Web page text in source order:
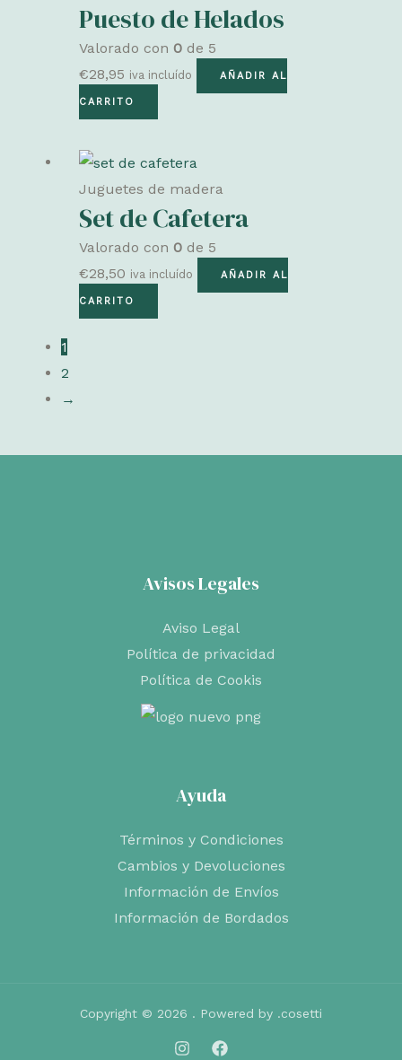
Puesto de Helados
Valorado con 0 de 5
€28,95 iva incluído AÑADIR AL
CARRITO
Juguetes de madera
Set de Cafetera
Valorado con 0 de 5
€28,50 iva incluído AÑADIR AL
CARRITO
1
2
→
Avisos Legales
Aviso Legal
Política de privacidad
Política de Cookis
Ayuda
Términos y Condiciones
Cambios y Devoluciones
Información de Envíos
Información de Bordados
Copyright © 2026 . Powered by .cosetti